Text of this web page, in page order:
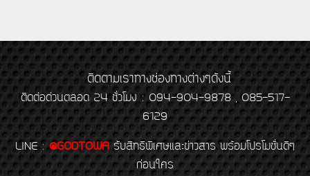
ติดตามเราทางช่องทางต่างๆดังนี้
ติดต่อด่วนตลอด 24 ชั่วโมง : 094-904-9878 , 085-517-
6129
LINE : @GODTOWA รับสิทธิพิเศษและข่าวสาร พร้อมโปรโมชั่นดีๆ
ก่อนใคร